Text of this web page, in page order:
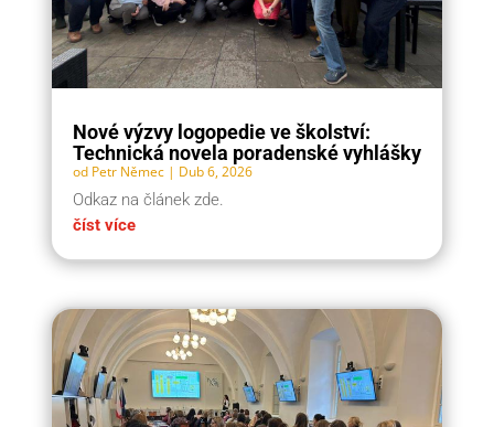
Nové výzvy logopedie ve školství:
Technická novela poradenské vyhlášky
od Petr Němec| Dub 6, 2026
Odkaz na článek zde.
číst více